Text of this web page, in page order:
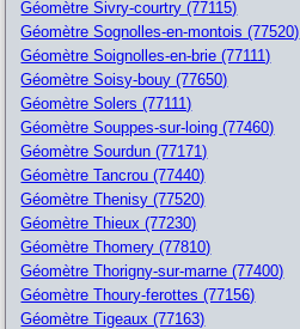
Géomètre Sivry-courtry (77115)
Géomètre Sognolles-en-montois (77520)
Géomètre Soignolles-en-brie (77111)
Géomètre Soisy-bouy (77650)
Géomètre Solers (77111)
Géomètre Souppes-sur-loing (77460)
Géomètre Sourdun (77171)
Géomètre Tancrou (77440)
Géomètre Thenisy (77520)
Géomètre Thieux (77230)
Géomètre Thomery (77810)
Géomètre Thorigny-sur-marne (77400)
Géomètre Thoury-ferottes (77156)
Géomètre Tigeaux (77163)